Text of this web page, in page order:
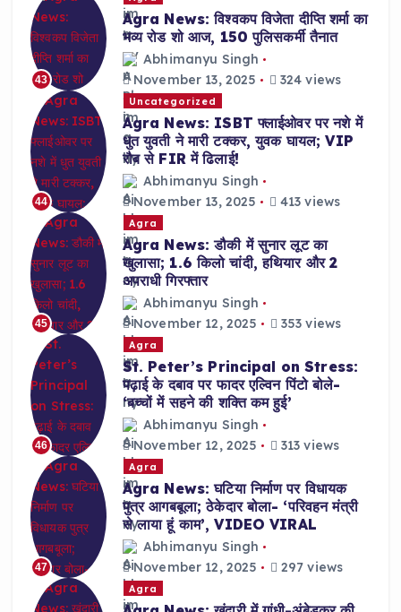
43
Agra News: विश्वकप विजेता दीप्ति शर्मा का
भव्य रोड शो आज, 150 पुलिसकर्मी तैनात
Abhimanyu Singh
November 13, 2025
324 views
44
Uncategorized
Agra News: ISBT फ्लाईओवर पर नशे में
धुत युवती ने मारी टक्कर, युवक घायल; VIP
रौब से FIR में ढिलाई!
Abhimanyu Singh
November 13, 2025
413 views
45
Agra
Agra News: डौकी में सुनार लूट का
खुलासा; 1.6 किलो चांदी, हथियार और 2
अपराधी गिरफ्तार
Abhimanyu Singh
November 12, 2025
353 views
46
Agra
St. Peter’s Principal on Stress:
पढ़ाई के दबाव पर फादर एल्विन पिंटो बोले-
‘बच्चों में सहने की शक्ति कम हुई’
Abhimanyu Singh
November 12, 2025
313 views
47
Agra
Agra News: घटिया निर्माण पर विधायक
पुत्र आगबबूला; ठेकेदार बोला- ‘परिवहन मंत्री
से लाया हूं काम’, VIDEO VIRAL
Abhimanyu Singh
November 12, 2025
297 views
Agra